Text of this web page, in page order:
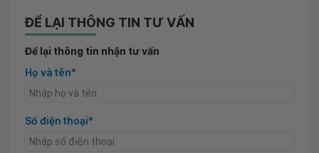
ĐỂ LẠI THÔNG TIN TƯ VẤN
Để lại thông tin nhận tư vấn
Họ và tên*
Số điện thoại*